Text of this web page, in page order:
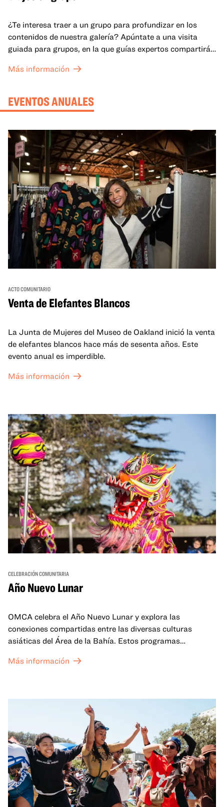
¿Te interesa traer a un grupo para profundizar en los
contenidos de nuestra galería? Apúntate a una visita
guiada para grupos, en la que guías expertos compartirán
mejor lo que se expone en las galerías del OMCA.
Más información
EVENTOS ANUALES
ACTO COMUNITARIO
Venta de Elefantes Blancos
La Junta de Mujeres del Museo de Oakland inició la venta
de elefantes blancos hace más de sesenta años. Este
evento anual es imperdible.
Más información
CELEBRACIÓN COMUNITARIA
Año Nuevo Lunar
OMCA celebra el Año Nuevo Lunar y explora las
conexiones compartidas entre las diversas culturas
asiáticas del Área de la Bahía. Estos programas
celebran y honran las tradiciones del Año Nuevo Lunar a
un espacio para que nuestras comunidades AAPI se
reúnan y se eleven mutuamente con círculos de curación
tanto presenciales como virtuales.
Más información